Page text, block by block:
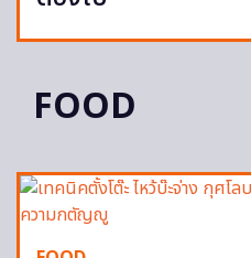
FOOD